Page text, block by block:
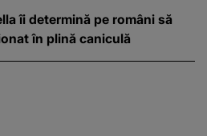
îi determină pe români să
în plină caniculă